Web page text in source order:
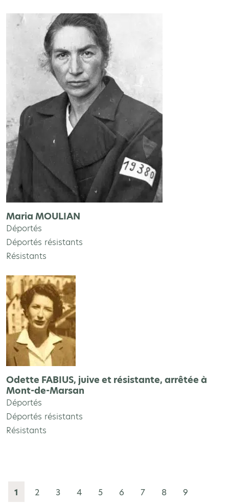
Maria MOULIAN
Déportés
Déportés résistants
Résistants
Odette FABIUS, juive et résistante, arrêtée à
Mont-de-Marsan
Déportés
Déportés résistants
Résistants
1 2 3 4 5 6 7 8
9